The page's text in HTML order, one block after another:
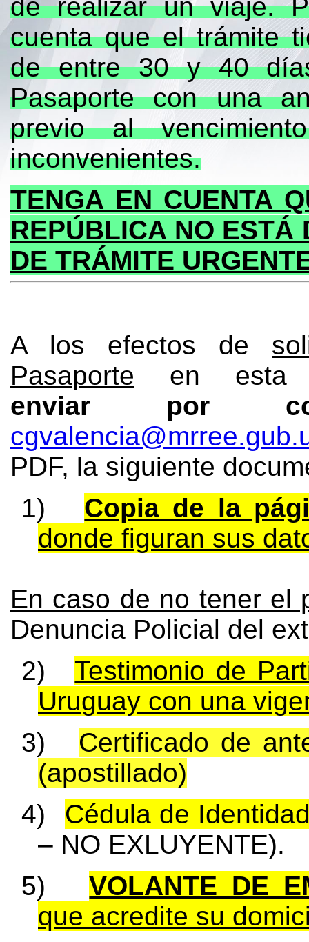
de realizar un viaje.
cuenta que el trámite
de entre 30 y 40
Pasaporte con una
previo al
inconvenientes.
TENGA EN CUENTA
REPÚBLICA NO ESTÁ
DE TRÁMITE
A los efectos de
Pasaporte en esta
enviar por
PDF, la siguiente
1)
Copia de la
donde figuran sus
En caso de no tener el
Denuncia Policial del
2)
Testimonio de
Uruguay con una
3)
Certificado de
(apostillado)
4)
Cédula de
– NO EXLUYENTE).
5)
VOLANTE DE
que acredite su